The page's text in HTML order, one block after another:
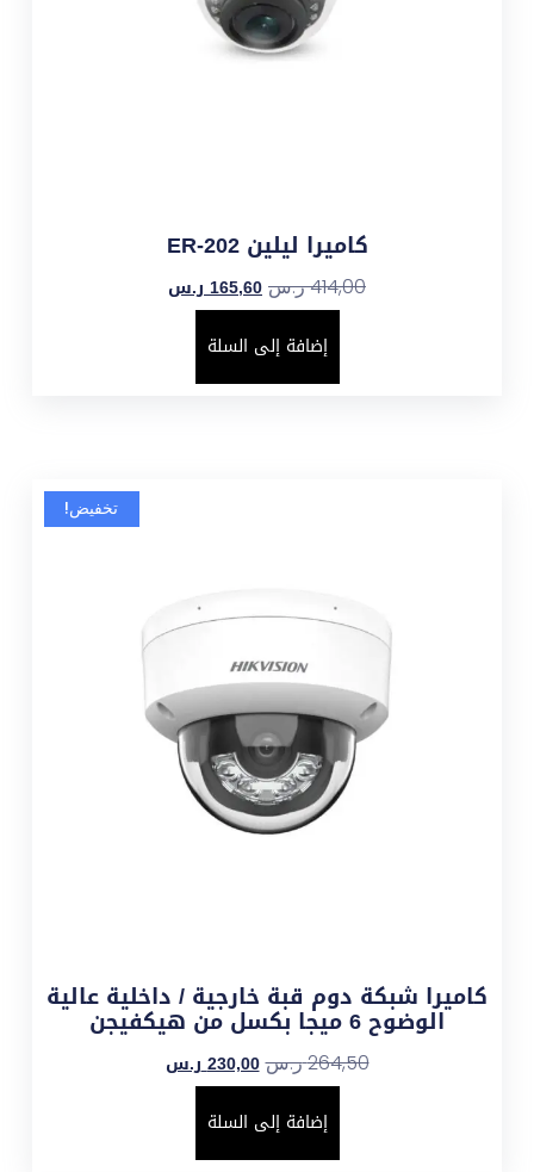
كاميرا ليلين ER-202
414,00ر.س 165,60 ر.س
إضافة إلى السلة
تخفيض!
كاميرا شبكة دوم قبة خارجية / داخلية عالية
الوضوح 6 ميجا بكسل من هيكفيجن
264,50ر.س 230,00ر.س
إضافة إلى السلة